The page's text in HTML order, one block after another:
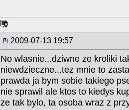
2009-07-13 19:57
No wlasnie...dziwne ze kroliki
niewdzieczne...tez mnie to
prawda ja bym sobie takiego
nie sprawil ale ktos to kiedys
ze tak bylo, ta osoba wraz z